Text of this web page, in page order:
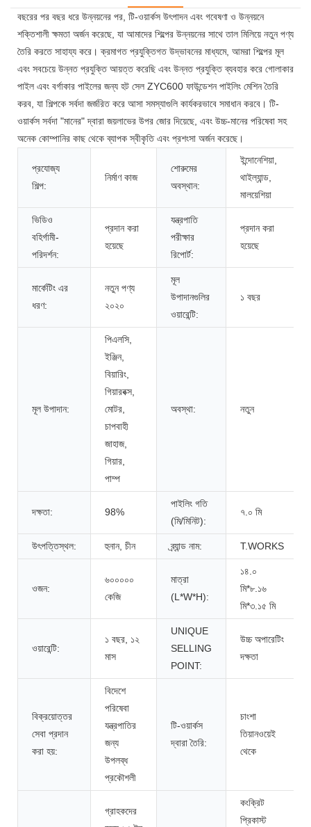
বছরের পর বছর ধরে উন্নয়নের পর, টি-ওয়ার্কস উৎপাদন এবং গবেষণা ও উন্নয়নে
শক্তিশালী ক্ষমতা অর্জন করেছে, যা আমাদের শিল্পের উন্নয়নের সাথে তাল মিলিয়ে নতুন পণ্য
তৈরি করতে সাহায্য করে। ক্রমাগত প্রযুক্তিগত উদ্ভাবনের মাধ্যমে, আমরা শিল্পের মূল
এবং সবচেয়ে উন্নত প্রযুক্তি আয়ত্ত করেছি এবং উন্নত প্রযুক্তি ব্যবহার করে গোলাকার
পাইল এবং বর্গাকার পাইলের জন্য হট সেল ZYC600 ফাউন্ডেশন পাইলিং মেশিন তৈরি
করব, যা শিল্পকে সর্বদা জর্জরিত করে আসা সমস্যাগুলি কার্যকরভাবে সমাধান করবে। টি-
ওয়ার্কস সর্বদা "মানের" দ্বারা জয়লাভের উপর জোর দিয়েছে, এবং উচ্চ-মানের পরিষেবা সহ
অনেক কোম্পানির কাছ থেকে ব্যাপক স্বীকৃতি এবং প্রশংসা অর্জন করেছে।
প্রযোজ্য
শিল্প:
নির্মাণ কাজ
শোরুমের
অবস্থান:
ইন্দোনেশিয়া,
থাইল্যান্ড,
মালয়েশিয়া
ভিডিও
বহির্গামী-
পরিদর্শন:
প্রদান করা
হয়েছে
যন্ত্রপাতি
পরীক্ষার
রিপোর্ট:
প্রদান করা
হয়েছে
মার্কেটিং এর
ধরণ:
নতুন পণ্য
২০২০
মূল
উপাদানগুলির
ওয়ারেন্টি:
১ বছর
মূল উপাদান:
পিএলসি,
ইঞ্জিন,
বিয়ারিং,
গিয়ারবক্স,
মোটর,
চাপবাহী
জাহাজ,
গিয়ার,
পাম্প
অবস্থা: নতুন
দক্ষতা: 98%
পাইলিং গতি
(মি/মিনিট):
৭.০ মি
উৎপত্তিস্থল: হুনান, চীন ব্র্যান্ড নাম: T.WORKS
ওজন:
৬০০০০০
কেজি
মাত্রা
(L*W*H):
১৪.০
মি*৮.১৬
মি*৩.১৫ মি
ওয়ারেন্টি:
১ বছর, ১২
মাস
UNIQUE
SELLING
POINT:
উচ্চ অপারেটিং
দক্ষতা
বিক্রয়োত্তর
সেবা প্রদান
করা হয়:
বিদেশে
পরিষেবা
যন্ত্রপাতির
জন্য
উপলব্ধ
প্রকৌশলী
টি-ওয়ার্কস
দ্বারা তৈরি:
চাংশা
তিয়ানওয়েই
থেকে
গ্রাহকদের
কংক্রিট
প্রিকাস্ট